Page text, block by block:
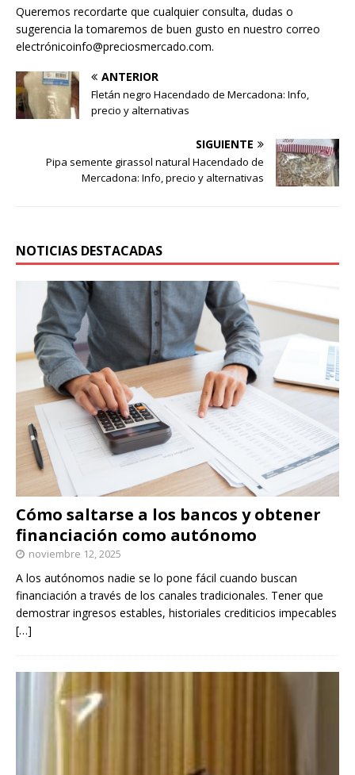
Queremos recordarte que cualquier consulta, dudas o
sugerencia la tomaremos de buen gusto en nuestro correo
electrónicoinfo@preciosmercado.com.
ANTERIOR
Fletán negro Hacendado de Mercadona: Info,
precio y alternativas
SIGUIENTE
Pipa semente girassol natural Hacendado de
Mercadona: Info, precio y alternativas
NOTICIAS DESTACADAS
Cómo saltarse a los bancos y obtener
financiación como autónomo
noviembre 12, 2025
A los autónomos nadie se lo pone fácil cuando buscan
financiación a través de los canales tradicionales. Tener que
demostrar ingresos estables, historiales crediticios impecables
[…]